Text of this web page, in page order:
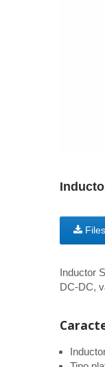
Inductor
DC-DC,